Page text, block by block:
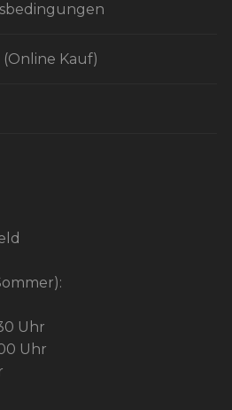
Kauf)
Uhr
Uhr